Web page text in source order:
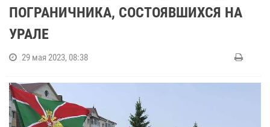
ПОГРАНИЧНИКА, СОСТОЯВШИХСЯ НА
УРАЛЕ
29 мая 2023, 08:38